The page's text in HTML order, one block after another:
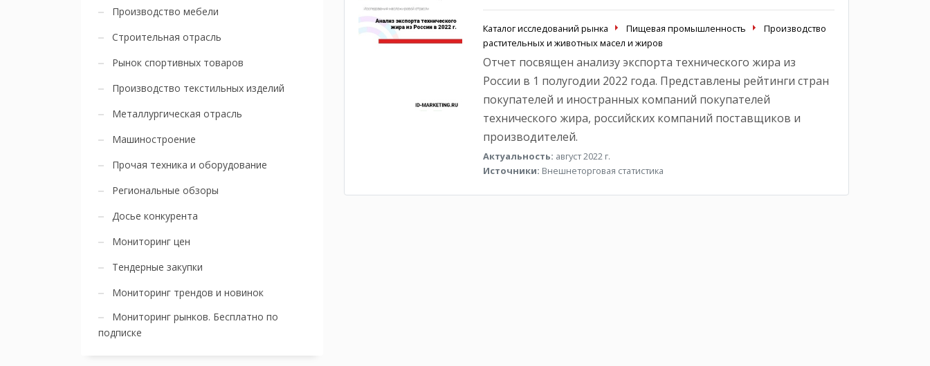
Каталог исследований рынка Пищевая промышленность
Производство
растительных и животных масел и жиров
Отчет посвящен анализу экспорта технического жира из
России в 1 полугодии 2022 года. Представлены рейтинги стран
покупателей и иностранных компаний покупателей
технического жира, российских компаний поставщиков и
производителей.
Актуальность: август 2022 г.
Источники: Внешнеторговая статистика
Производство мебели
Строительная отрасль
Рынок спортивных товаров
Производство текстильных изделий
Металлургическая отрасль
Машиностроение
Прочая техника и оборудование
Региональные обзоры
Досье конкурента
Мониторинг цен
Тендерные закупки
Мониторинг трендов и новинок
Мониторинг рынков. Бесплатно по
подписке